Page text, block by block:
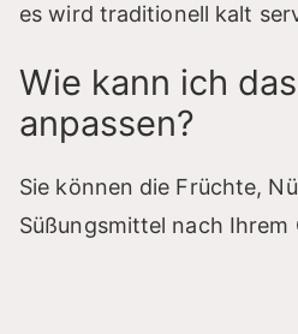
es wird traditionell kalt
Wie kann ich
anpassen?
Sie können die Früchte,
Süßungsmittel nach Ihrem